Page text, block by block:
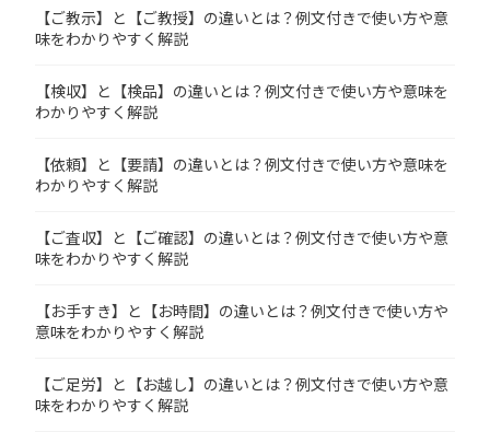
【ご教示】と【ご教授】の違いとは？例文付きで使い方や意
味をわかりやすく解説
【検収】と【検品】の違いとは？例文付きで使い方や意味を
わかりやすく解説
【依頼】と【要請】の違いとは？例文付きで使い方や意味を
わかりやすく解説
【ご査収】と【ご確認】の違いとは？例文付きで使い方や意
味をわかりやすく解説
【お手すき】と【お時間】の違いとは？例文付きで使い方や
意味をわかりやすく解説
【ご足労】と【お越し】の違いとは？例文付きで使い方や意
味をわかりやすく解説